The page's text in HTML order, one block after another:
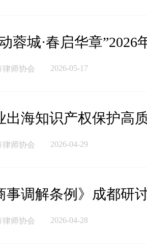
蓉城·春启华章
律师协会 2026-05-17
出海知识产权保护高
律师协会 2026-04-29
事调解条例》成都研
律师协会 2026-04-28